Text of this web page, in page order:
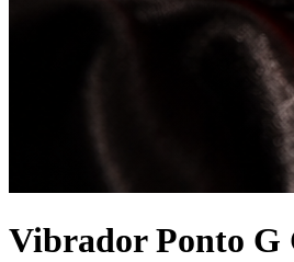
Vibrador Ponto G